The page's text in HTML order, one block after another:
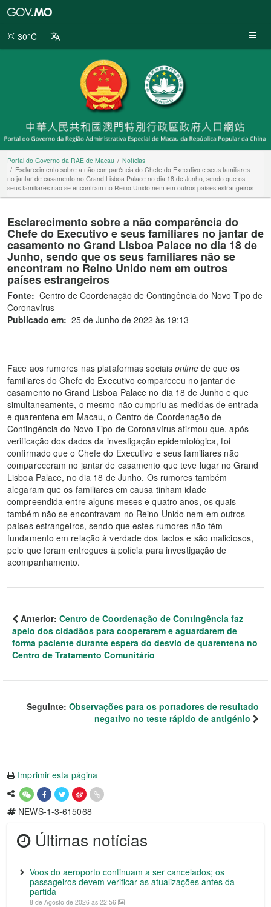
da
30°C
Portal do Governo da RAE de Macau
Notícias
Esclarecimento sobre a não comparência do Chefe do Executivo e seus familiares
no jantar de casamento no Grand Lisboa Palace no dia 18 de Junho, sendo que os
seus familiares não se encontram no Reino Unido nem em outros países estrangeiros
Esclarecimento sobre a não comparência do
Chefe do Executivo e seus familiares no jantar de
casamento no Grand Lisboa Palace no dia 18 de
Junho, sendo que os seus familiares não se
encontram no Reino Unido nem em outros
países estrangeiros
Fonte: Centro de Coordenação de Contingência do Novo Tipo de
Coronavírus
Publicado em: 25 de Junho de 2022 às 19:13
Face aos rumores nas plataformas sociaisonlinede que os
familiares do Chefe do Executivo compareceu no jantar de
casamento no Grand Lisboa Palace no dia 18 de Junho e que
simultaneamente, o mesmo não cumpriu as medidas de entrada
e quarentena em Macau, o Centro de Coordenação de
Contingência do Novo Tipo de Coronavírus afirmou que, após
verificação dos dados da investigação epidemiológica, foi
confirmado que o Chefe do Executivo e seus familiares não
compareceram no jantar de casamento que teve lugar no Grand
Lisboa Palace, no dia 18 de Junho. Os rumores também
alegaram que os familiares em causa tinham idade
compreendida entre alguns meses e quatro anos, os quais
também não se encontravam no Reino Unido nem em outros
países estrangeiros, sendo que estes rumores não têm
fundamento em relação à verdade dos factos e são maliciosos,
pelo que foram entregues à polícia para investigação de
acompanhamento.
Anterior: Centro de Coordenação de Contingência faz
apelo dos cidadãos para cooperarem e aguardarem de
forma paciente durante espera do desvio de quarentena no
Centro de Tratamento Comunitário
Seguinte: Observações para os portadores de resultado
negativo no teste rápido de antigénio
Imprimir esta página
NEWS-1-3-615068
Últimas notícias
Voos do aeroporto continuam a ser cancelados; os
passageiros devem verificar as atualizações antes da
partida
8 de Agosto de 2026 às 22:56